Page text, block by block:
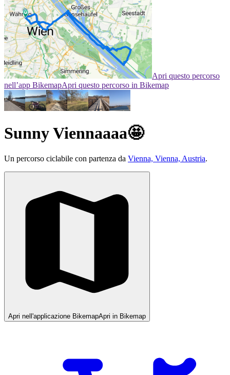
Apri questo percorso
nell’app BikemapApri questo percorso in Bikemap
Sunny Viennaaaa🤩
Un percorso ciclabile con partenza da Vienna, Vienna, Austria.
Apri nell'applicazione BikemapApri in Bikemap